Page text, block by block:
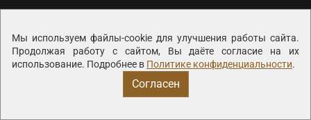
Мы используем файлы-cookie для улучшения работы сайта.
Продолжая работу с сайтом, Вы даёте согласие на их
использование. Подробнее в Политике конфиденциальности.
Согласен
Соглашение на обработку персональных данных
Политика конфиденциальности виджета Callibri
ЗАПИСЬ НА ПРИЁМ